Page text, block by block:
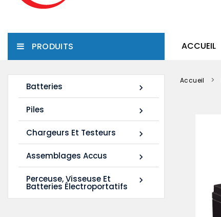
ACCUEIL
PRODUITS

Batteries

Piles

Chargeurs Et Testeurs

Assemblages Accus

Perceuse, Visseuse Et
Batteries Électroportatifs
Accueil